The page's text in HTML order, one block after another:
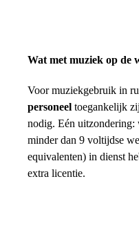
Wat met muziek op de
Voor muziekgebruik in
personeel toegankelijk
nodig. Eén uitzondering:
minder dan 9 voltijdse
equivalenten) in dienst
extra licentie.